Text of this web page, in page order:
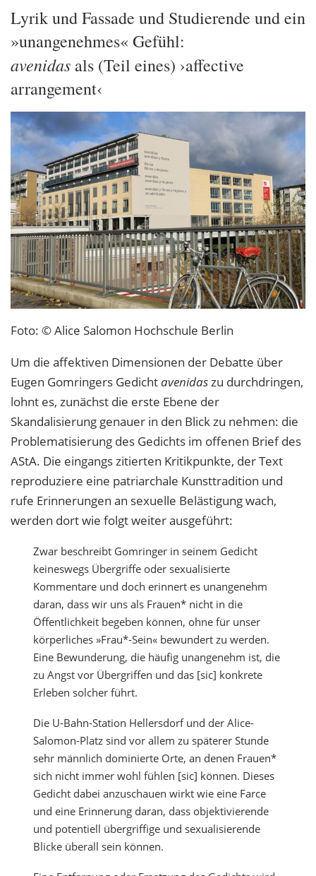
Lyrik und Fassade und Studierende und ein
»unangenehmes« Gefühl:
avenidas als (Teil eines) ›affective
arrangement‹
Foto: © Alice Salomon Hochschule Berlin
Um die affektiven Dimensionen der Debatte über
Eugen Gomringers Gedichtavenidaszu durchdringen,
lohnt es, zunächst die erste Ebene der
Skandalisierung genauer in den Blick zu nehmen: die
Problematisierung des Gedichts im offenen Brief des
AStA. Die eingangs zitierten Kritikpunkte, der Text
reproduziere eine patriarchale Kunsttradition und
rufe Erinnerungen an sexuelle Belästigung wach,
werden dort wie folgt weiter ausgeführt:
Zwar beschreibt Gomringer in seinem Gedicht
keineswegs Übergriffe oder sexualisierte
Kommentare und doch erinnert es unangenehm
daran, dass wir uns als Frauen* nicht in die
Öffentlichkeit begeben können, ohne für unser
körperliches »Frau*-Sein« bewundert zu werden.
Eine Bewunderung, die häufig unangenehm ist, die
zu Angst vor Übergriffen und das [sic] konkrete
Erleben solcher führt.
Die U-Bahn-Station Hellersdorf und der Alice-
Salomon-Platz sind vor allem zu späterer Stunde
sehr männlich dominierte Orte, an denen Frauen*
sich nicht immer wohl fühlen [sic] können. Dieses
Gedicht dabei anzuschauen wirkt wie eine Farce
und eine Erinnerung daran, dass objektivierende
und potentiell übergriffige und sexualisierende
Blicke überall sein können.